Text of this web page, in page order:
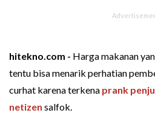
hitekno.com - Harga makanan
tentu bisa menarik perhatian
curhat karena terkena prank
netizen salfok.